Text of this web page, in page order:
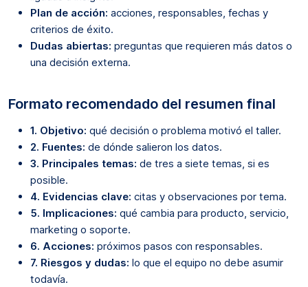
Plan de acción: acciones, responsables, fechas y
criterios de éxito.
Dudas abiertas: preguntas que requieren más datos o
una decisión externa.
Formato recomendado del resumen final
1. Objetivo: qué decisión o problema motivó el taller.
2. Fuentes: de dónde salieron los datos.
3. Principales temas: de tres a siete temas, si es
posible.
4. Evidencias clave: citas y observaciones por tema.
5. Implicaciones: qué cambia para producto, servicio,
marketing o soporte.
6. Acciones: próximos pasos con responsables.
7. Riesgos y dudas: lo que el equipo no debe asumir
todavía.